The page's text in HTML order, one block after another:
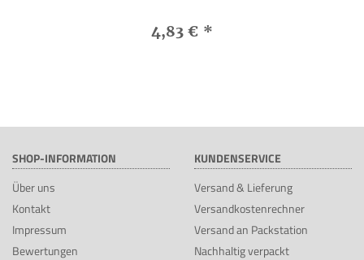
4,83 € *
SHOP-INFORMATION
Über uns
Kontakt
Impressum
Bewertungen
KUNDENSERVICE
Versand & Lieferung
Versandkostenrechner
Versand an Packstation
Nachhaltig verpackt